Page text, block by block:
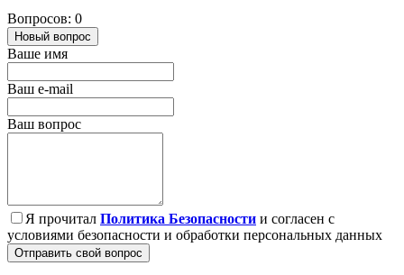
Вопросов: 0
Новый вопрос
Ваше имя
Ваш e-mail
Ваш вопрос
Я прочитал Политика Безопасности и согласен с
условиями безопасности и обработки персональных данных
Отправить свой вопрос